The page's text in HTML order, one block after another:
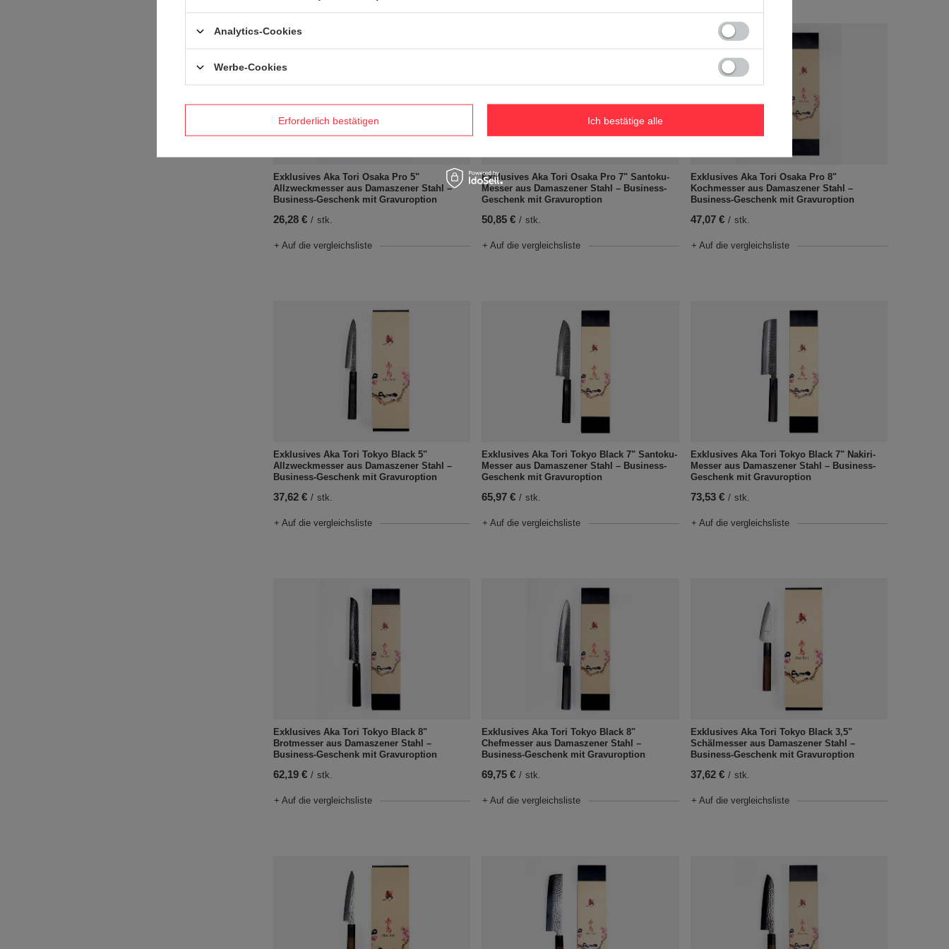
Exklusives Aka Tori Osaka Pro 5"
Allzweckmesser aus Damaszener Stahl –
Business-Geschenk mit Gravuroption
26,28 € / stk.
+ Auf die vergleichsliste
Exklusives Aka Tori Osaka Pro 7" Santoku-
Messer aus Damaszener Stahl – Business-
Geschenk mit Gravuroption
50,85 € / stk.
+ Auf die vergleichsliste
Exklusives Aka Tori Osaka Pro 8"
Kochmesser aus Damaszener Stahl –
Business-Geschenk mit Gravuroption
47,07 € / stk.
+ Auf die vergleichsliste
Exklusives Aka Tori Tokyo Black 5"
Allzweckmesser aus Damaszener Stahl –
Business-Geschenk mit Gravuroption
37,62 € / stk.
+ Auf die vergleichsliste
Exklusives Aka Tori Tokyo Black 7" Santoku-
Messer aus Damaszener Stahl – Business-
Geschenk mit Gravuroption
65,97 € / stk.
+ Auf die vergleichsliste
Exklusives Aka Tori Tokyo Black 7" Nakiri-
Messer aus Damaszener Stahl – Business-
Geschenk mit Gravuroption
73,53 € / stk.
+ Auf die vergleichsliste
Exklusives Aka Tori Tokyo Black 8"
Brotmesser aus Damaszener Stahl –
Business-Geschenk mit Gravuroption
62,19 € / stk.
+ Auf die vergleichsliste
Exklusives Aka Tori Tokyo Black 8"
Chefmesser aus Damaszener Stahl –
Business-Geschenk mit Gravuroption
69,75 € / stk.
+ Auf die vergleichsliste
Exklusives Aka Tori Tokyo Black 3,5"
Schälmesser aus Damaszener Stahl –
Business-Geschenk mit Gravuroption
37,62 € / stk.
+ Auf die vergleichsliste
Analytics-Cookies
Werbe-Cookies
Erforderlich bestätigen Ich bestätige alle